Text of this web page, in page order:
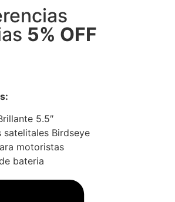
5% OFF
5.5″
satelitales Birdseye
motoristas
bateria